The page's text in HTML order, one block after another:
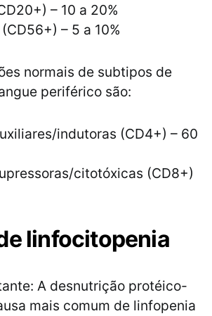
– 10 a 20%
– 5 a 10%
normais de subtipos de
periférico são:
indutoras (CD4+) – 60
citotóxicas (CD8+)
linfocitopenia
A desnutrição protéico-
mais comum de linfopenia